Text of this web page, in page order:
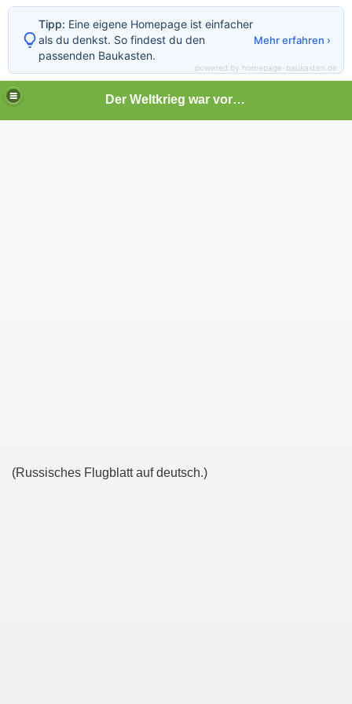
Der Weltkrieg war vor deiner Tür
(Russisches Flugblatt auf deutsch.)
Tipp: Eine eigene Homepage ist einfacher
als du denkst. So findest du den
passenden Baukasten.
Mehr erfahren ›
powered by homepage-baukasten.de